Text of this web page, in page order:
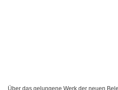
Über das gelungene Werk der neuen